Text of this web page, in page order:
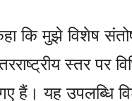
कि मुझे विशेष संतोष
स्तर पर
हैं। यह उपलब्धि